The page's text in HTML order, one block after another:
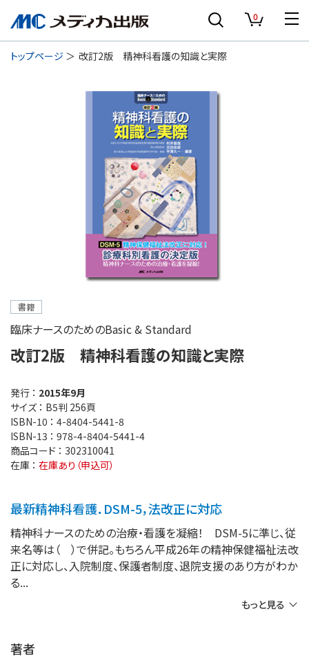
0
トップページ 改訂2版 精神科看護の知識と実際
書籍
臨床ナースのためのBasic & Standard
改訂2版 精神科看護の知識と実際
発行 ： 2015年9月
サイズ ： B5判 256頁
ISBN-10 ： 4-8404-5441-8
ISBN-13 ： 978-4-8404-5441-4
商品コード ： 302310041
在庫 ： 在庫あり（申込可）
最新精神科看護．DSM-5，法改正に対応
精神科ナースのための治療・看護を凝縮！ DSM-5に準じ、従
来名等は（ ）で併記。もちろん平成26年の精神保健福祉法改
正に対応し、入院制度、保護者制度、退院支援のあり方がわか
る
もっと見る
著者